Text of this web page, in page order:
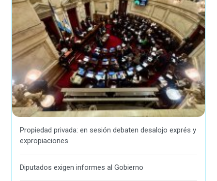
Propiedad privada: en sesión debaten desalojo exprés y
expropiaciones
Diputados exigen informes al Gobierno